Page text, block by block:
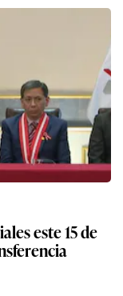
este 15 de